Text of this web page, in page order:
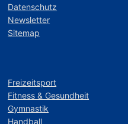
Datenschutz
Newsletter
Sitemap
Freizeitsport
Fitness & Gesundheit
Gymnastik
Handball